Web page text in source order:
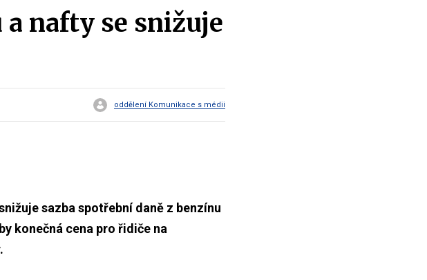
nafty se snižuje
oddělení Komunikace s médii
sazba spotřební daně z benzínu
konečná cena pro řidiče na